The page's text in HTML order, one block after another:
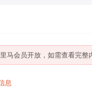
马会员开放，如需查看完整
息